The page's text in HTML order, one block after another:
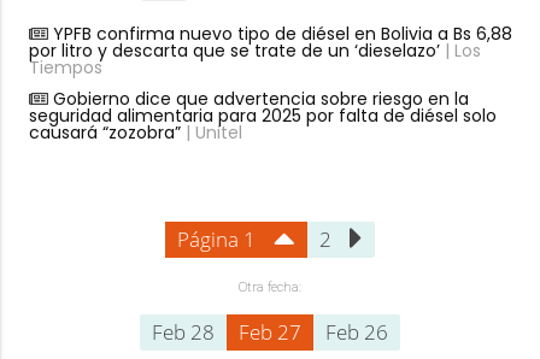
YPFB confirma nuevo tipo de diésel en Bolivia a Bs 6,88
por litro y descarta que se trate de un ‘dieselazo’| Los
Tiempos
Gobierno dice que advertencia sobre riesgo en la
seguridad alimentaria para 2025 por falta de diésel solo
causará “zozobra”| Unitel
Página 1 2
Otra fecha:
Feb 28 Feb 27 Feb 26